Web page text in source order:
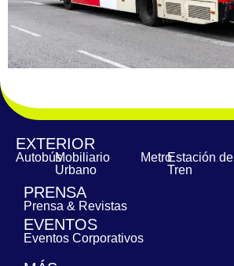
EXTERIOR
AutobúsMobiliario
Urbano
MetroEstación de
Tren
PRENSA
Prensa & Revistas
EVENTOS
Eventos Corporativos